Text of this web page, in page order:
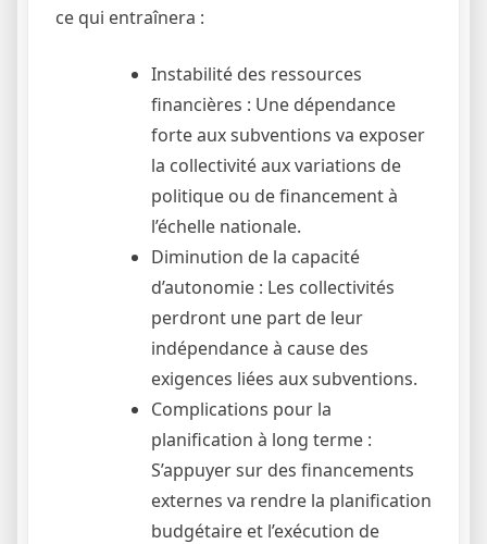
ce qui entraînera :
Instabilité des ressources
financières : Une dépendance
forte aux subventions va exposer
la collectivité aux variations de
politique ou de financement à
l’échelle nationale.
Diminution de la capacité
d’autonomie : Les collectivités
perdront une part de leur
indépendance à cause des
exigences liées aux subventions.
Complications pour la
planification à long terme :
S’appuyer sur des financements
externes va rendre la planification
budgétaire et l’exécution de